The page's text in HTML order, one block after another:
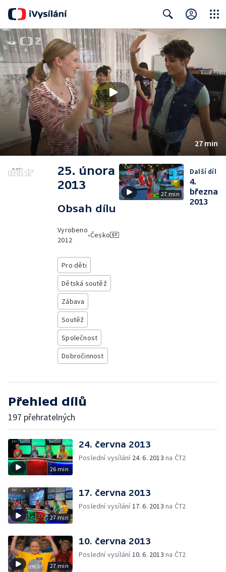
Search
27 min
25. února
2013
Obsah dílu
Vyrobeno
2012
•Česko
Pro děti
Dětská soutěž
Zábava
Soutěž
Společnost
Dobročinnost
27 min
Další díl
4.
března
2013
Přehled dílů
197 přehratelných
26 min
24. června 2013
Poslední vysílání 24. 6. 2013 na ČT2
27 min
17. června 2013
Poslední vysílání17. 6. 2013 na ČT2
27 min
10. června 2013
Poslední vysílání10. 6. 2013 na ČT2